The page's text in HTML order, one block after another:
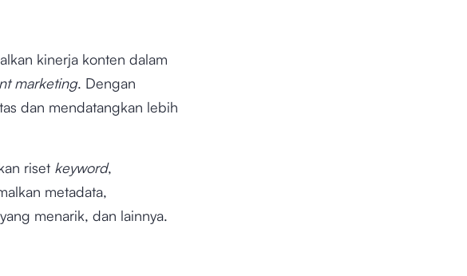
kinerja konten dalam
marketing. Dengan
dan mendatangkan lebih
riset keyword,
metadata,
menarik, dan lainnya.